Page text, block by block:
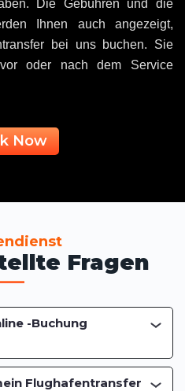
Die Gebühren und die
Ihnen auch angezeigt,
bei uns buchen. Sie
oder nach dem Service
Now
Fragen
-Buchung
Flughafentransfer